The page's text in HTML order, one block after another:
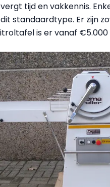
tijd en vakkennis.
standaardtype. Er zijn
is er vanaf €5.000